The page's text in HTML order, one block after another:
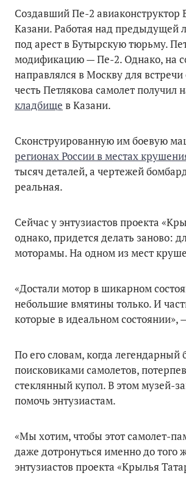
Создавший Пе-2 авиаконструктор
Казани. Работая над предыдущей
под арест в Бутырскую тюрьму.
модификацию — Пе-2. Однако, на
направлялся в Москву для
честь Петлякова самолет
кладбище в Казани.
Сконструированную им боевую
регионах России в местах
тысяч деталей, а чертежей
реальная.
Сейчас у энтузиастов проекта
однако, придется делать заново:
моторамы. На одном из мест
«Достали мотор в шикарном
небольшие вмятины только. И
которые в идеальном состоянии»,
По его словам, когда
поисковиками самолетов,
стеклянный купол. В этом музей-
помочь энтузиастам.
«Мы хотим, чтобы этот самолет-
даже дотронуться именно до того
энтузиастов проекта «Крылья